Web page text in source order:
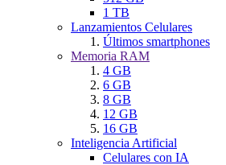
1 TB
Lanzamientos Celulares
Últimos smartphones
Memoria RAM
4 GB
6 GB
8 GB
12 GB
16 GB
Inteligencia Artificial
Celulares con IA